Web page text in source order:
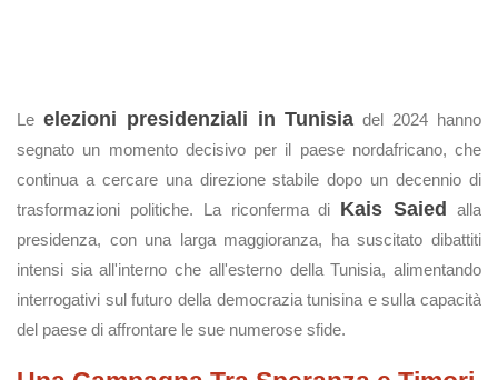
Le elezioni presidenziali in Tunisia del 2024 hanno
segnato un momento decisivo per il paese nordafricano, che
continua a cercare una direzione stabile dopo un decennio di
trasformazioni politiche. La riconferma di Kais Saied
alla
presidenza, con una larga maggioranza, ha suscitato dibattiti
intensi sia all'interno che all'esterno della Tunisia, alimentando
interrogativi sul futuro della democrazia tunisina e sulla capacità
del paese di affrontare le sue numerose sfide.